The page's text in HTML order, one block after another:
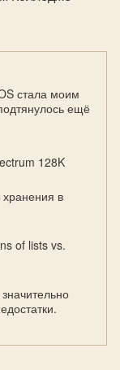
стала моим
ещё
128K
в
of lists vs.